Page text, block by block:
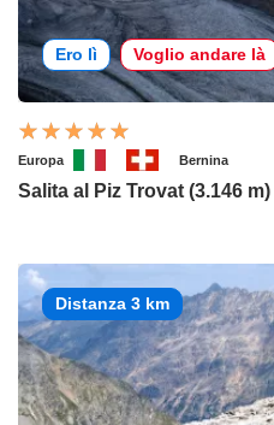
Ero lì Voglio andare là
Europa Bernina
Salita al Piz Trovat (3.146 m)
Distanza 3 km